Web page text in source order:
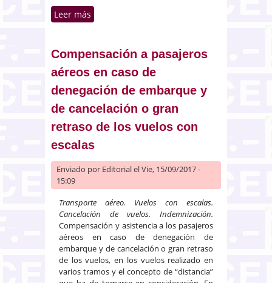
Leer más
y a la doctrina de los actos
Compensación a pasajeros
aéreos en caso de
denegación de embarque y
de cancelación o gran
retraso de los vuelos con
escalas
Enviado por Editorialel Vie, 15/09/2017 -
15:09
Transporte aéreo. Vuelos con escalas.
Cancelación de vuelos. Indemnización.
Compensación y asistencia a los pasajeros
aéreos en caso de denegación de
embarque y de cancelación o gran retraso
de los vuelos, en los vuelos realizado en
varios tramos y el concepto de “distancia”